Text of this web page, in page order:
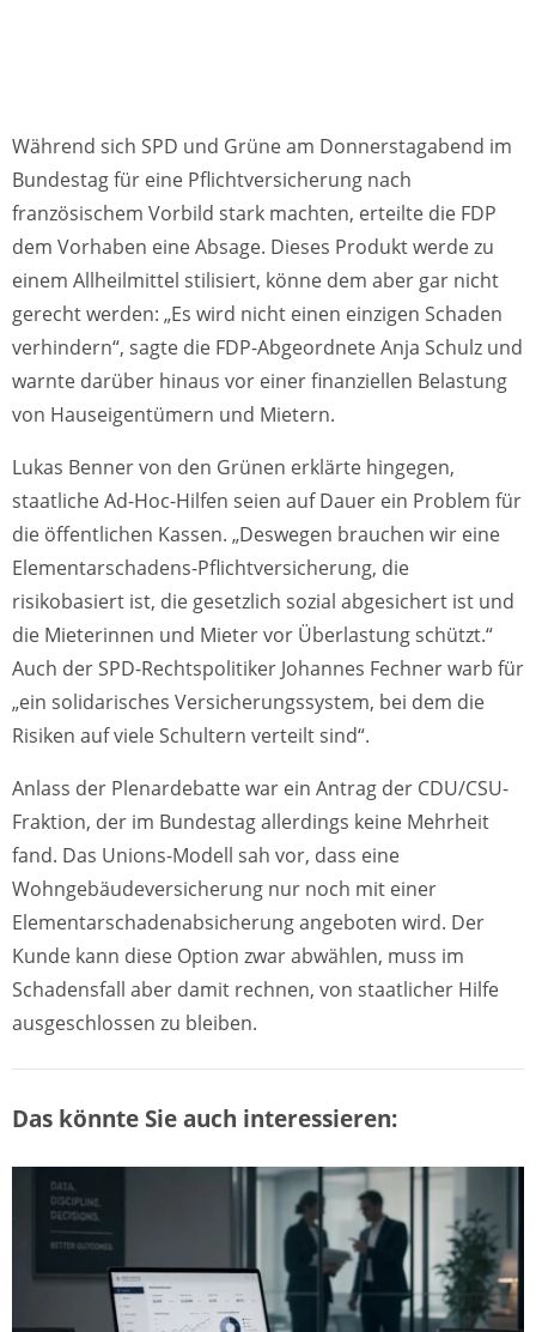
Während sich SPD und Grüne am Donnerstagabend im
Bundestag für eine Pflichtversicherung nach
französischem Vorbild stark machten, erteilte die FDP
dem Vorhaben eine Absage. Dieses Produkt werde zu
einem Allheilmittel stilisiert, könne dem aber gar nicht
gerecht werden: „Es wird nicht einen einzigen Schaden
verhindern“, sagte die FDP-Abgeordnete Anja Schulz und
warnte darüber hinaus vor einer finanziellen Belastung
von Hauseigentümern und Mietern.
Lukas Benner von den Grünen erklärte hingegen,
staatliche Ad-Hoc-Hilfen seien auf Dauer ein Problem für
die öffentlichen Kassen. „Deswegen brauchen wir eine
Elementarschadens-Pflichtversicherung, die
risikobasiert ist, die gesetzlich sozial abgesichert ist und
die Mieterinnen und Mieter vor Überlastung schützt.“
Auch der SPD-Rechtspolitiker Johannes Fechner warb für
„ein solidarisches Versicherungssystem, bei dem die
Risiken auf viele Schultern verteilt sind“.
Anlass der Plenardebatte war ein Antrag der CDU/CSU-
Fraktion, der im Bundestag allerdings keine Mehrheit
fand. Das Unions-Modell sah vor, dass eine
Wohngebäudeversicherung nur noch mit einer
Elementarschadenabsicherung angeboten wird. Der
Kunde kann diese Option zwar abwählen, muss im
Schadensfall aber damit rechnen, von staatlicher Hilfe
ausgeschlossen zu bleiben.
Das könnte Sie auch interessieren: